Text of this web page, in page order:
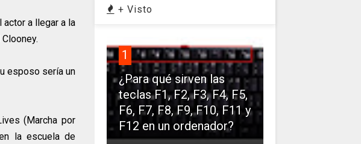
actor a llegar a la
esposo sería un
(Marcha por
la escuela de
+ Visto
1
¿Para qué sirven las
teclas F1, F2, F3, F4, F5,
F6, F7, F8, F9, F10, F11 y
F12 en un ordenador?